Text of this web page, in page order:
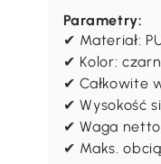
Parametry:
✔ Materiał:
✔ Kolor:
✔ Całkowite
✔ Wysokość
✔ Waga
✔ Maks.